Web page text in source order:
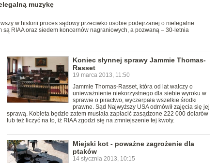
muzykę
w historii proces sądowy przeciwko osobie podejrzanej o nielegalne
RIAA oraz siedem koncernów nagraniowych, a pozwaną – 30-letnia
Koniec słynnej sprawy Jammie Thomas-
Rasset
19 marca 2013, 11:50
Jammie Thomas-Rasset, która od lat walczy o
unieważnienie niekorzystnego dla siebie wyroku w
sprawie o piractwo, wyczerpała wszelkie środki
prawne. Sąd Najwyższy USA odmówił zajęcia się jej
sprawą. Kobieta będzie zatem musiała zapłacić zasądzone 222 000 dolarów
lub też liczyć na to, iż RIAA zgodzi się na zmniejszenie tej kwoty.
Miejski kot - poważne zagrożenie dla
ptaków
14 stycznia 2013, 10:15